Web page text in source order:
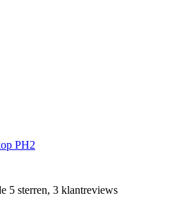
PH2
5 sterren, 3 klantreviews